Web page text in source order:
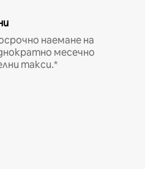
наемане на
месечно
такси.*